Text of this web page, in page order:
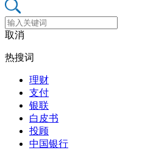
取消
热搜词
理财
支付
银联
白皮书
投顾
中国银行